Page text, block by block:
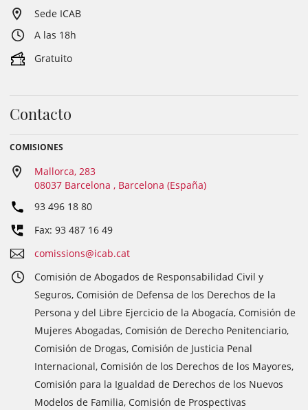
Sede ICAB
A las 18h
Gratuito
Contacto
COMISIONES
Mallorca, 283
08037 Barcelona , Barcelona (España)
93 496 18 80
Fax: 93 487 16 49
comissions@icab.cat
Comisión de Abogados de Responsabilidad Civil y
Seguros, Comisión de Defensa de los Derechos de la
Persona y del Libre Ejercicio de la Abogacía, Comisión de
Mujeres Abogadas, Comisión de Derecho Penitenciario,
Comisión de Drogas, Comisión de Justicia Penal
Internacional, Comisión de los Derechos de los Mayores,
Comisión para la Igualdad de Derechos de los Nuevos
Modelos de Familia, Comisión de Prospectivas